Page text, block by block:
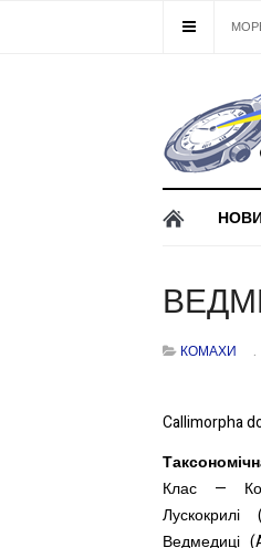
КОМАХИ
Callimorpha
Клас —
Ведмедиці